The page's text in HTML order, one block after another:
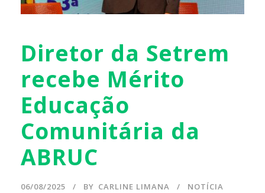
Diretor da Setrem
recebe Mérito
Educação
Comunitária da
ABRUC
06/08/2025 BY CARLINE LIMANA NOTÍCIA